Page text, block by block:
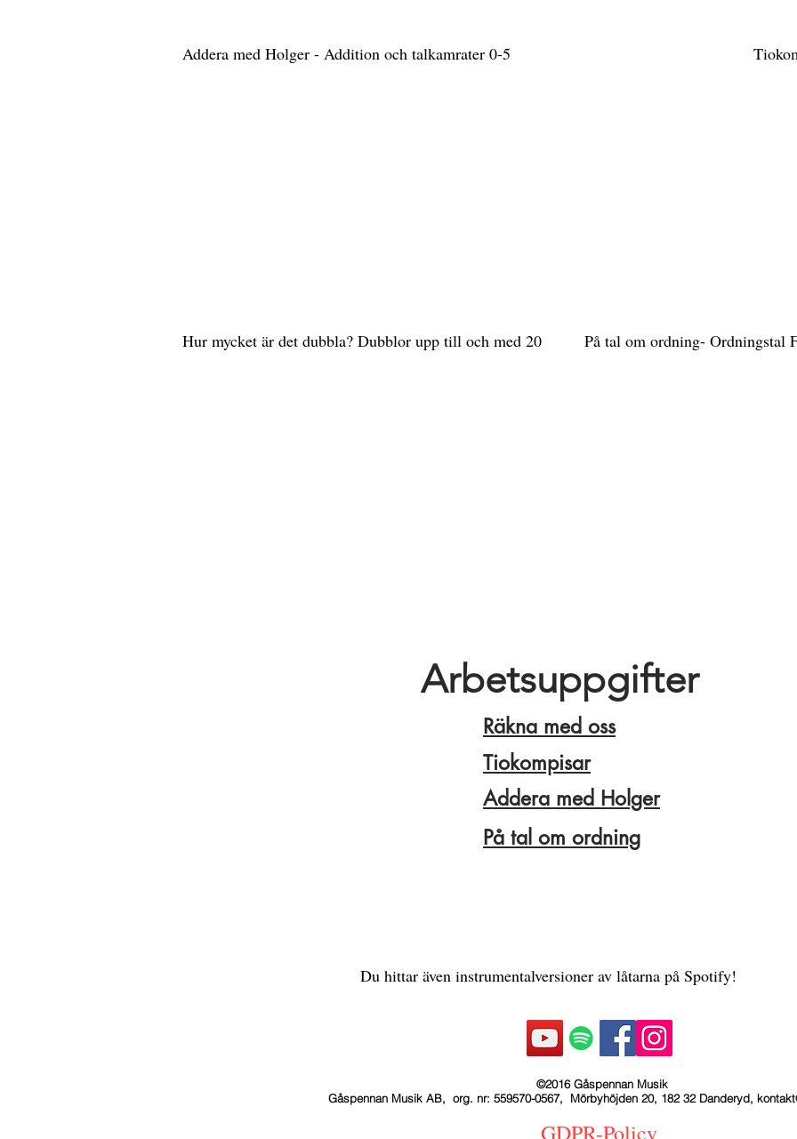
Addera med Holger - Addition och talkamrater 0-5
Hur mycket är det dubbla? Dubblor upp till och med 20 På tal om ordning- Ordningstal
Arbetsuppgifter
Räkna med oss
Tiokompisar
Addera med Holger
På tal om ordning
Du hittar även instrumentalversioner av låtarna på Spotify!
©2016 Gåspennan Musik
Gåspennan Musik AB, org. nr: 559570-0567, Mörbyhöjden 20, 182 32 Danderyd, kontakt
GDPR-Policy